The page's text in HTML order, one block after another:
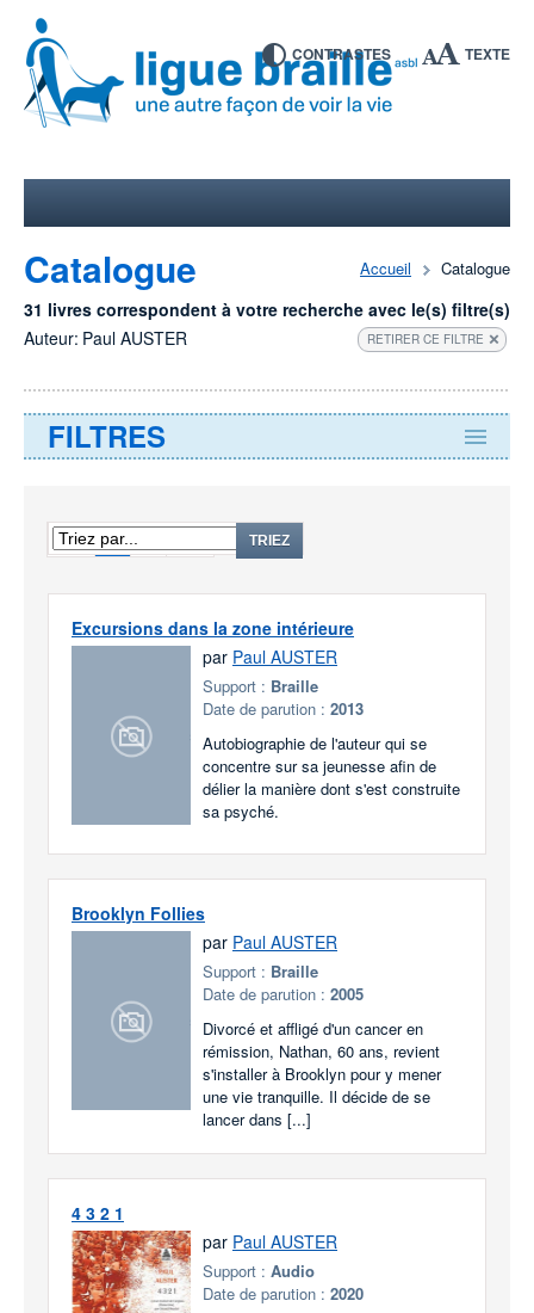
CONTRASTES TEXTE
Accueil Catalogue
Catalogue
31 livres correspondent à votre recherche avec le(s) filtre(s)
Auteur: Paul AUSTER RETIRER CE FILTRE
FILTRES
1 TRIEZ
Excursions dans la zone intérieure
par Paul AUSTER
Support : Braille
Date de parution : 2013
Autobiographie de l'auteur qui se
concentre sur sa jeunesse afin de
délier la manière dont s'est construite
sa psyché.
Brooklyn Follies
par Paul AUSTER
Support : Braille
Date de parution : 2005
Divorcé et affligé d'un cancer en
rémission, Nathan, 60 ans, revient
s'installer à Brooklyn pour y mener
une vie tranquille. Il décide de se
lancer dans [...]
4 3 2 1
par Paul AUSTER
Support : Audio
Date de parution : 2020